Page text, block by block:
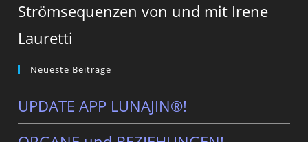
Strömsequenzen von und mit Irene
Lauretti
Neueste Beiträge
UPDATE APP LUNAJIN®!